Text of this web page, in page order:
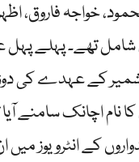
خواجہ فاروق،
شامل تھے۔ پہلے پہل
کے عہدے کی
نام اچانک سامنے آیا
کے انٹرویوز